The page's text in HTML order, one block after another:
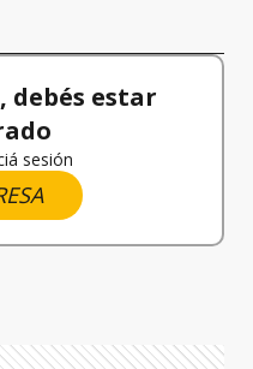
debés estar
sesión